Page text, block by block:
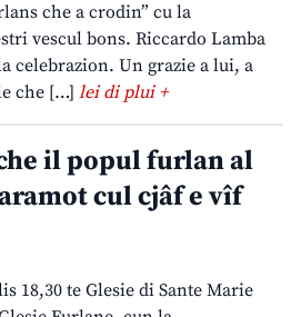
che a crodin” cu la
vescul bons. Riccardo Lamba
celebrazion. Un grazie a lui, a
che […] lei di plui +
il popul furlan al
cul cjâf e vîf
18,30 te Glesie di Sante Marie